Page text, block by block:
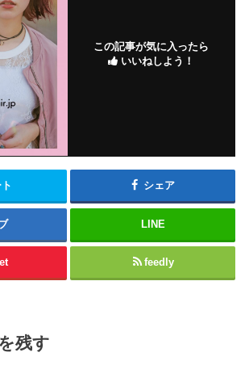
この記事が気に入ったら
いいねしよう！
シェア
LINE
feedly
残す